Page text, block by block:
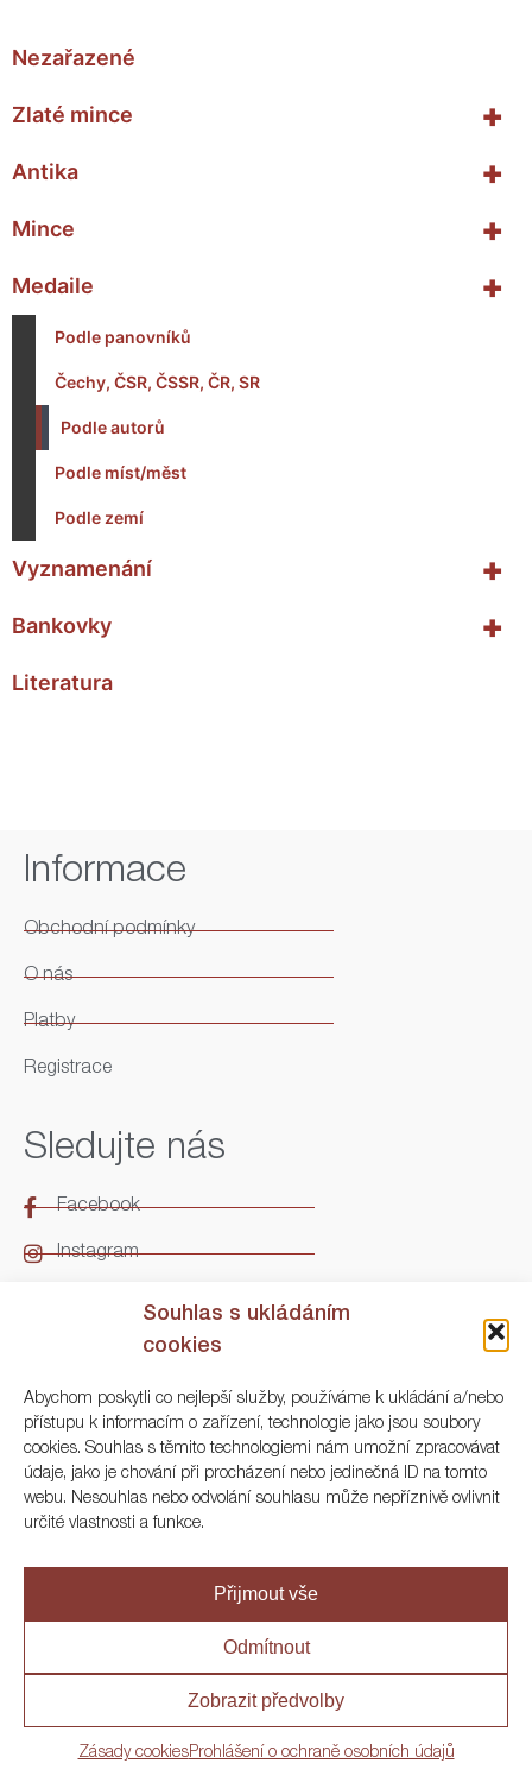
Souhlas s ukládáním
cookies
Abychom poskytli co nejlepší služby, používáme k ukládání a/nebo
přístupu k informacím o zařízení, technologie jako jsou soubory
cookies. Souhlas s těmito technologiemi nám umožní zpracovávat
údaje, jako je chování při procházení nebo jedinečná ID na tomto
webu. Nesouhlas nebo odvolání souhlasu může nepříznivě ovlivnit
určité vlastnosti a funkce.
Přijmout vše
Odmítnout
Zobrazit předvolby
Zásady cookiesProhlášení o ochraně osobních údajů
Nezařazené
+
Zlaté mince
+
Antika
+
Mince
+
Medaile
Podle panovníků
Čechy, ČSR, ČSSR, ČR, SR
Podle autorů
Podle míst/měst
Podle zemí
+
Vyznamenání
+
Bankovky
Literatura
Informace
Obchodní podmínky
O nás
Platby
Registrace
Sledujte nás
Facebook
Instagram
Kontakt
ARGO Numismatika
Korunní 83, Praha 3
+420 222 561 343
info@numisargo.com